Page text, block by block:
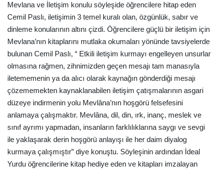
Mevlana ve İletişim konulu söyleşide öğrencilere hitap eden
Cemil Paslı, iletişimin 3 temel kuralı olan, özgünlük, sabır ve
dinleme konularının altını çizdi. Öğrencilere güçlü bir iletişim için
Mevlana’nın kitaplarını mutlaka okumaları yönünde tavsiyelerde
bulunan Cemil Paslı, “ Etkili iletişim kurmayı engelleyen unsurlar
olmasına rağmen, zihnimizden geçen mesajı tam manasıyla
iletememenin ya da alıcı olarak kaynağın gönderdiği mesajı
çözememekten kaynaklanabilen iletişim çatışmalarının asgari
düzeye indirmenin yolu Mevlâna’nın hoşgörü felsefesini
anlamaya çalışmaktır. Mevlâna, dil, din, ırk, inanç, meslek ve
sınıf ayrımı yapmadan, insanların farklılıklarına saygı ve sevgi
ile yaklaşarak derin hoşgörü anlayışı ile her daim diyalog
kurmaya çalışmıştır” diye konuştu. Söyleşinin ardından İdeal
Yurdu öğrencilerine kitap hediye eden ve kitapları imzalayan